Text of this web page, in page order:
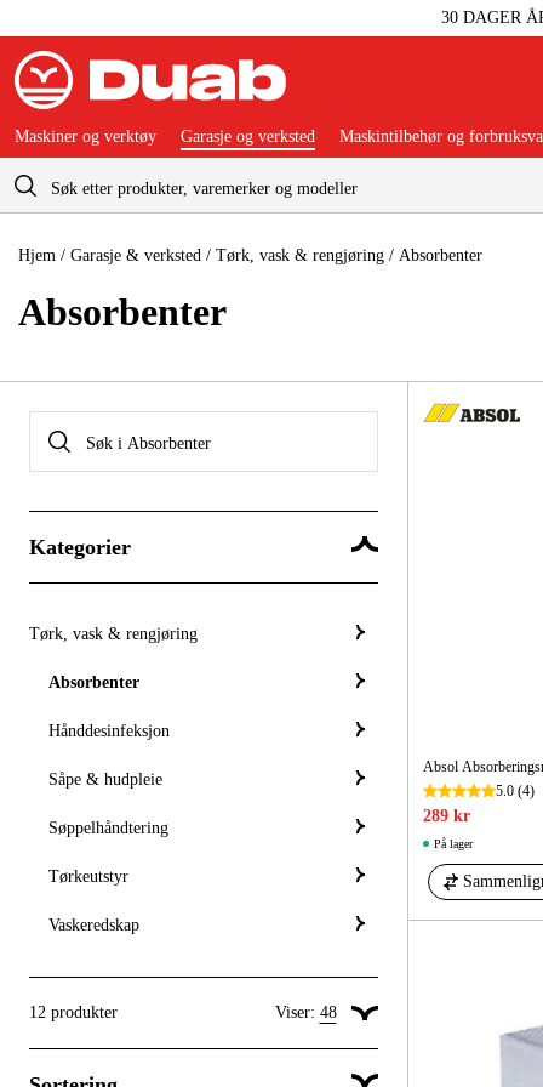
30 DAGER
Maskiner og verktøy Garasje og verksted Maskintilbehør og
Hjem / Garasje & verksted / Tørk, vask & rengjøring / Absorbenter
Absorbenter
Kategorier
Tørk, vask & rengjøring
Absorbenter
Hånddesinfeksjon
Såpe & hudpleie
Søppelhåndtering
Tørkeutstyr
Vaskeredskap
12 produkter Viser: 48
Absol
5.0(4)
289 kr
På lager